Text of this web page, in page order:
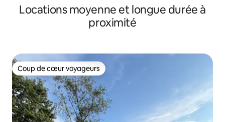
Locations moyenne et longue durée à
proximité
Coup de cœur voyageurs
Coup de cœur voyageurs